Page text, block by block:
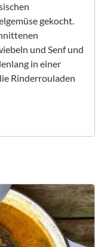
gekocht.
und Senf und
in einer
Rinderrouladen